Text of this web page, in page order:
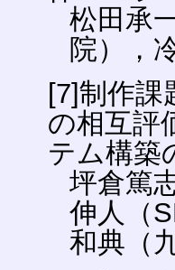
松田承
院），
[7]制作
の相互評
テム構築
坪倉篤
伸人（
和典（